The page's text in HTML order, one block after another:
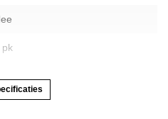
pk